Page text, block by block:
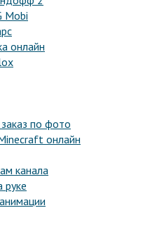
Mobi
онлайн
по фото
онлайн
канала
руке